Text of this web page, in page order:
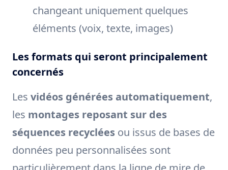
changeant uniquement quelques
éléments (voix, texte, images)
Les formats qui seront principalement
concernés
Les vidéos générées automatiquement,
les montages reposant sur des
séquences recyclées ou issus de bases de
données peu personnalisées sont